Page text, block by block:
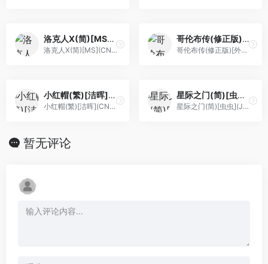
洛克人X(简)[MS](CN)[ACT](4Mb)
洛克人X(简)[MS](CN)[ACT](4Mb)
哥伦布传(修正版)[外星科技](JP)[RPG](4Mb)
哥伦布传(修正版)[外星科技](JP)[RPG](4Mb)
小红帽(繁)[洁晖](CN)[ACT](0.31Mb)
小红帽(繁)[洁晖](CN)[ACT](0.31Mb)
星际之门(简)[虫虫](JP)[](0.18Mb)
星际之门(简)[虫虫](JP)[](0.18Mb)
暂无评论